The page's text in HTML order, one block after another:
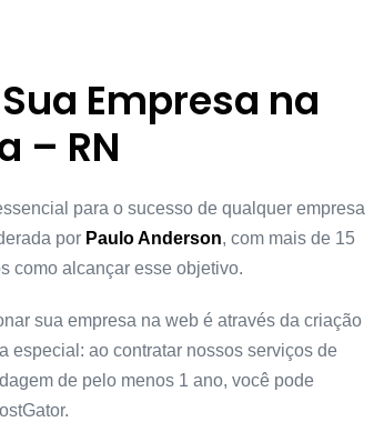
Empresa na
– RN
para o sucesso de qualquer empresa
por Paulo Anderson, com mais de 15
como alcançar esse objetivo.
sua empresa na web é através da criação
especial: ao contratar nossos serviços de
de pelo menos 1 ano, você pode